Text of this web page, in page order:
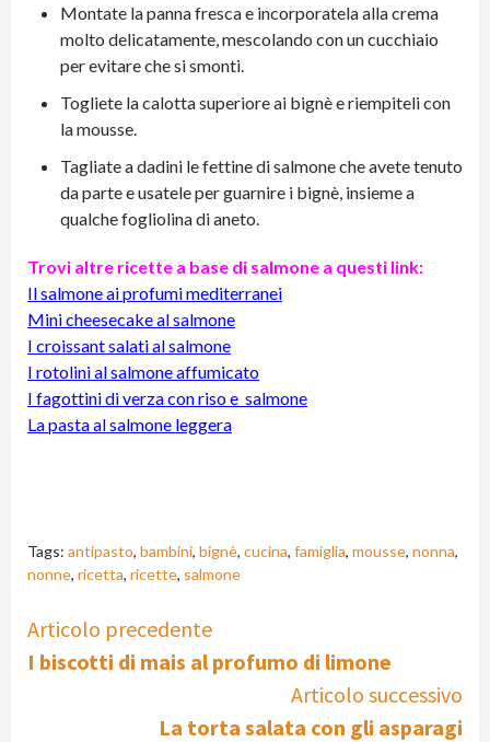
Montate la panna fresca e incorporatela alla crema
molto delicatamente, mescolando con un cucchiaio
per evitare che si smonti.
Togliete la calotta superiore ai bignè e riempiteli con
la mousse.
Tagliate a dadini le fettine di salmone che avete tenuto
da parte e usatele per guarnire i bignè, insieme a
qualche fogliolina di aneto.
Trovi altre ricette a base di salmone a questi link:
Il salmone ai profumi mediterranei
Mini cheesecake al salmone
I croissant salati al salmone
I rotolini al salmone affumicato
I fagottini di verza con riso e salmone
La pasta al salmone leggera
Tags: antipasto, bambini, bignè, cucina, famiglia, mousse, nonna,
nonne, ricetta, ricette, salmone
Continue
Reading
Articolo precedente
I biscotti di mais al profumo di limone
Articolo successivo
La torta salata con gli asparagi